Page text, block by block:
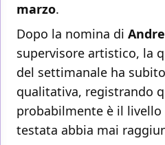
marzo.
Dopo la nomina di
supervisore artistico, la
del settimanale ha
qualitativa, registrando
probabilmente è il
testata abbia mai